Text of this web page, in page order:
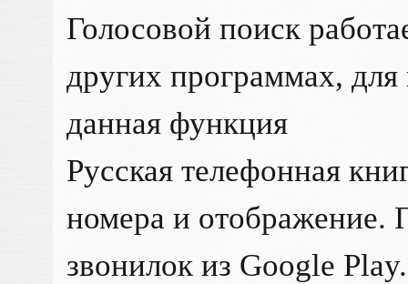
Голосовой поиск
других программах,
данная функция
Русская телефонная
номера и отображение.
звонилок из Google